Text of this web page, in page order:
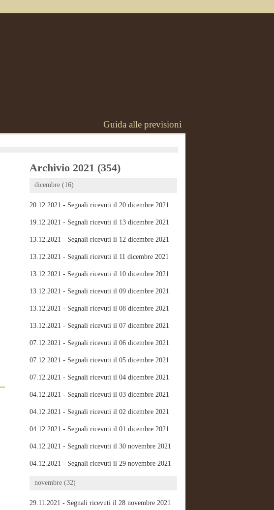
Guida alle previsioni
Archivio 2021 (354)
dicembre (16)
20.12.2021 - Segnali ricevuti il 20 dicembre 2021
19.12.2021 - Segnali ricevuti il 13 dicembre 2021
13.12.2021 - Segnali ricevuti il 12 dicembre 2021
13.12.2021 - Segnali ricevuti il 11 dicembre 2021
13.12.2021 - Segnali ricevuti il 10 dicembre 2021
13.12.2021 - Segnali ricevuti il 09 dicembre 2021
13.12.2021 - Segnali ricevuti il 08 dicembre 2021
13.12.2021 - Segnali ricevuti il 07 dicembre 2021
07.12.2021 - Segnali ricevuti il 06 dicembre 2021
07.12.2021 - Segnali ricevuti il 05 dicembre 2021
07.12.2021 - Segnali ricevuti il 04 dicembre 2021
04.12.2021 - Segnali ricevuti il 03 dicembre 2021
04.12.2021 - Segnali ricevuti il 02 dicembre 2021
04.12.2021 - Segnali ricevuti il 01 dicembre 2021
04.12.2021 - Segnali ricevuti il 30 novembre 2021
04.12.2021 - Segnali ricevuti il 29 novembre 2021
novembre (32)
29.11.2021 - Segnali ricevuti il 28 novembre 2021